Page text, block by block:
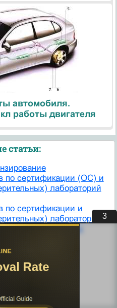
автомобиля.
работы двигателя
статьи:
по сертификации (ОС) и
лабораторий
по сертификации и
лабораторий.
по сертификации и
ощущений
«Соглашение о
3